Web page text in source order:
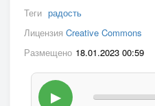
Теги радость
Лицензия Creative Commons
Размещено 18.01.2023 00:59
▶